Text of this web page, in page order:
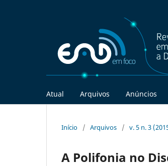
Atual Arquivos Anúncios
Início / Arquivos / v. 5 n. 3
A Polifonia no